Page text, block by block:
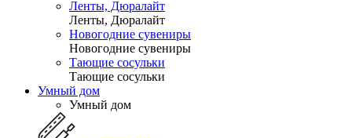
Ленты, Дюралайт
Ленты, Дюралайт
Новогодние сувениры
Новогодние сувениры
Тающие сосульки
Тающие сосульки
Умный дом
Умный дом